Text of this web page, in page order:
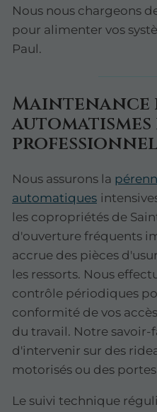
Nous nous chargeons
pour alimenter vos
Paul.
Maintenance
Nous assurons la
automatiques
les copropriétés de
d'ouverture fréquents
accrue des pièces
les ressorts. Nous
contrôle périodiques
conformité de vos
du travail. Notre
d'intervenir sur des
motorisés ou des
Le suivi technique